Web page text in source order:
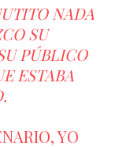
NADA
SU
PÚBLICO
ESTABA
YO